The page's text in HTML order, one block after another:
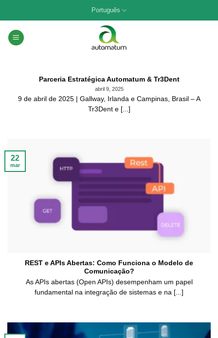
content
Português
Parceria Estratégica Automatum & Tr3Dent
abril 9, 2025
9 de abril de 2025 | Gallway, Irlanda e Campinas, Brasil – A
Tr3Dent e [...]
REST e APIs Abertas: Como Funciona o Modelo de
Comunicação?
As APIs abertas (Open APIs) desempenham um papel
fundamental na integração de sistemas e na [...]
22
mar